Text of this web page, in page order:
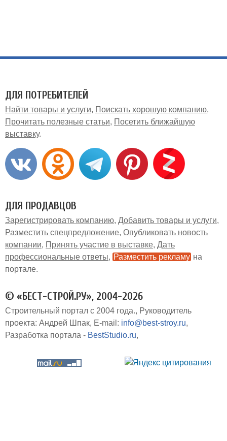
ДЛЯ ПОТРЕБИТЕЛЕЙ
Найти товары и услуги
Поискать хорошую компанию
Прочитать полезные статьи
Посетить ближайшую
выставку
ДЛЯ ПРОДАВЦОВ
Зарегистрировать компанию Добавить товары и услуги
Разместить спецпредложение Опубликовать новость
компании
Принять участие в выставке Дать
профессиональные ответы
Разместить рекламу на
портале
© «БЕСТ-СТРОЙ.РУ», 2004-2026
Строительный портал с 2004 года.
Руководитель
проекта: Андрей Шпак E-mail: info@best-stroy.ru
Разработка портала - BestStudio.ru